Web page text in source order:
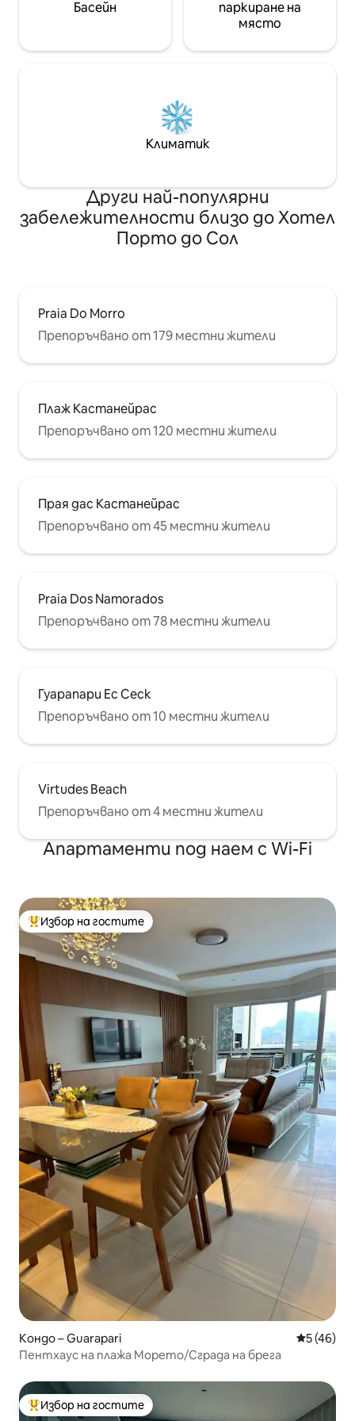
Басейн
паркиране на
място
Климатик
Други най-популярни
забележителности близо до Хотел
Порто до Сол
Praia Do Morro
Препоръчвано от 179 местни жители
Плаж Кастанейрас
Препоръчвано от 120 местни жители
Прая дас Кастанейрас
Препоръчвано от 45 местни жители
Praia Dos Namorados
Препоръчвано от 78 местни жители
Гуарапари Ес Сеск
Препоръчвано от 10 местни жители
Virtudes Beach
Препоръчвано от 4 местни жители
Апартаменти под наем с Wi-Fi
Най-популярен избор на гостите
Избор на гостите
Кондо – Guarapari Средна
5 (46)
Пентхаус на плажа Морето/Сграда на брега
Най-популярен избор на гостите
Избор на гостите